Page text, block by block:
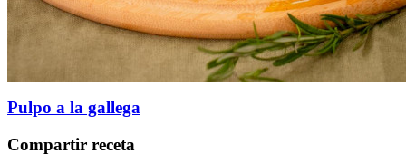
Pulpo a la gallega
Compartir receta